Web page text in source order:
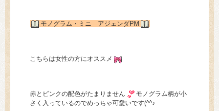
モノグラム・ミニ アジェンダPM
こちらは女性の方にオススメ
赤とピンクの配色がたまりません
モノグラム柄が小
さく入っているのでめっちゃ可愛いです(^^♪